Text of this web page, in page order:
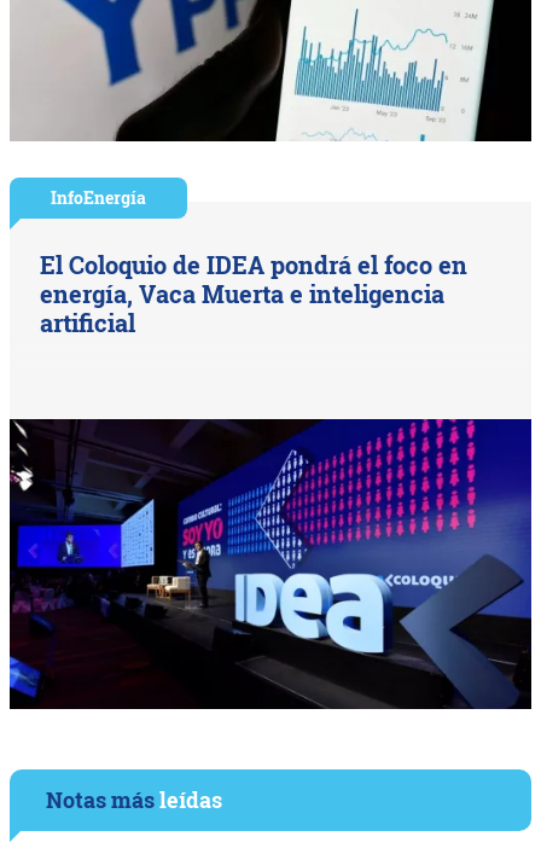
InfoEnergía
El Coloquio de IDEA pondrá el foco en
energía, Vaca Muerta e inteligencia
artificial
Notas másleídas